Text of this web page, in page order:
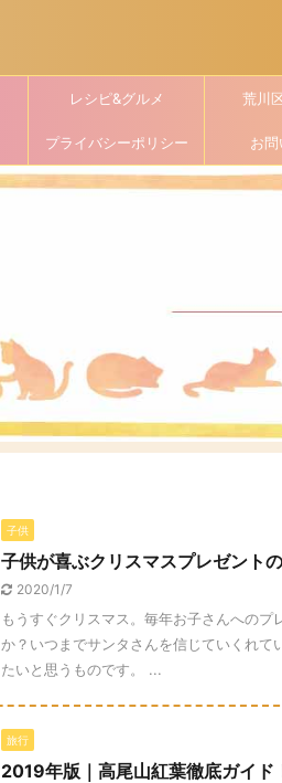
レシピ&グルメ 荒川
プライバシーポリシー お
子供
子供が喜ぶクリスマスプレゼント
2020/1/7
もうすぐクリスマス。毎年お子さんへの
か？いつまでサンタさんを信じていくれ
たいと思うものです。 ...
旅行
2019年版｜高尾山紅葉徹底ガイ